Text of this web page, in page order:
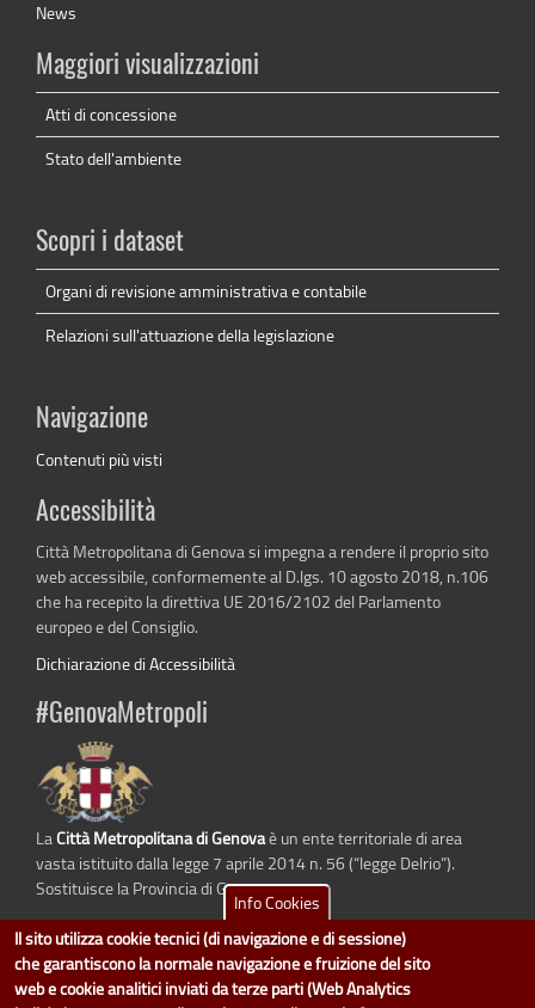
News
Maggiori visualizzazioni
Atti di concessione
Stato dell'ambiente
Scopri i dataset
Organi di revisione amministrativa e contabile
Relazioni sull'attuazione della legislazione
Navigazione
Contenuti più visti
Accessibilità
Città Metropolitana di Genova si impegna a rendere il proprio sito
web accessibile, conformemente al D.lgs. 10 agosto 2018, n.106
che ha recepito la direttiva UE 2016/2102 del Parlamento
europeo e del Consiglio.
Dichiarazione di Accessibilità
#GenovaMetropoli
LaCittà Metropolitana di Genovaè un ente territoriale di area
vasta istituito dalla legge 7 aprile 2014 n. 56 (“legge Delrio”).
Sostituisce la Provincia di Genova.
dati.cittametropolitana.genova.itè il progetto "Open Data" della
Info Cookies
Il sito utilizza cookie tecnici (di navigazione e di sessione)
che garantiscono la normale navigazione e fruizione del sito
web e cookie analitici inviati da terze parti (Web Analytics